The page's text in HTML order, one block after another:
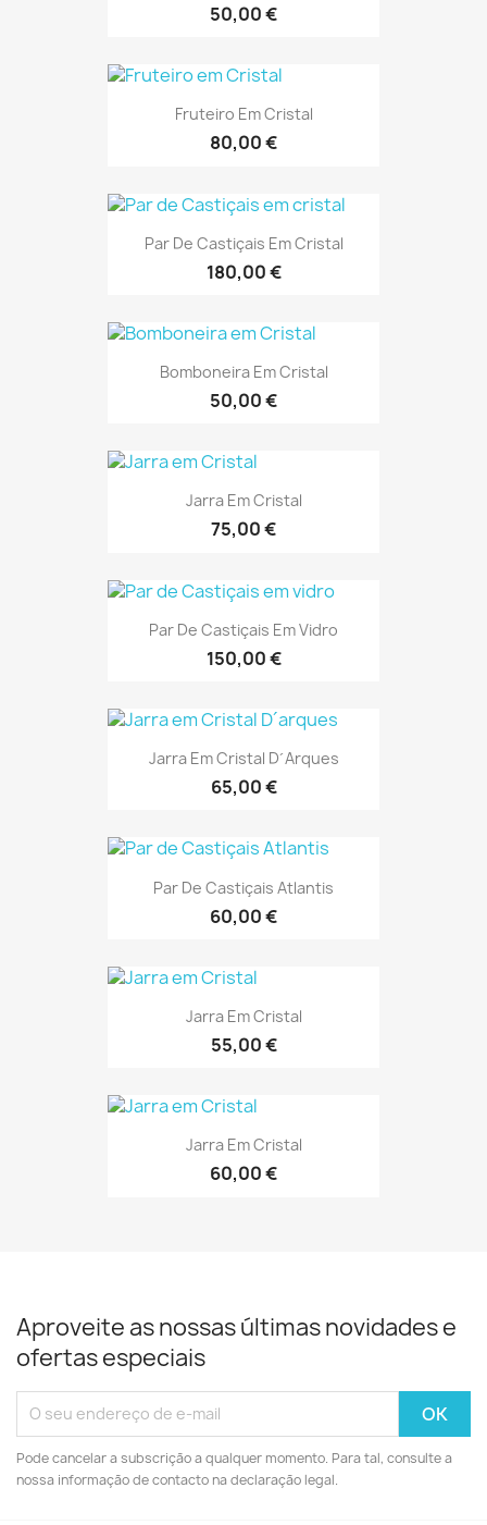
50,00 €
Fruteiro Em Cristal
80,00 €
Par De Castiçais Em Cristal
180,00 €
Bomboneira Em Cristal
50,00 €
Jarra Em Cristal
75,00 €
Par De Castiçais Em Vidro
150,00 €
Jarra Em Cristal D´arques
65,00 €
Par De Castiçais Atlantis
60,00 €
Jarra Em Cristal
55,00 €
Jarra Em Cristal
60,00 €
Aproveite as nossas últimas novidades e
ofertas especiais
Pode cancelar a subscrição a qualquer momento. Para tal, consulte a
nossa informação de contacto na declaração legal.